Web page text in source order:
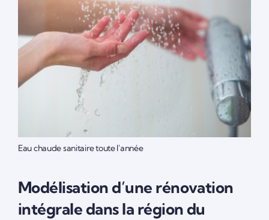
Eau chaude sanitaire toute l'année
Modélisation d’une rénovation
intégrale dans la région du